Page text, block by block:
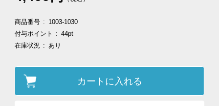
商品番号
1003-1030
付与ポイント
44pt
在庫状況
あり
カートに入れる